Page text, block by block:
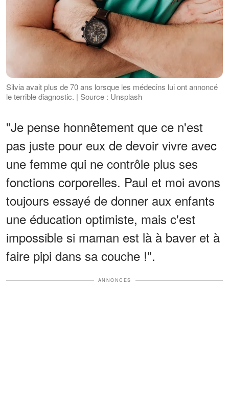
Silvia avait plus de 70 ans lorsque les médecins lui ont annoncé
le terrible diagnostic. | Source : Unsplash
"Je pense honnêtement que ce n'est
pas juste pour eux de devoir vivre avec
une femme qui ne contrôle plus ses
fonctions corporelles. Paul et moi avons
toujours essayé de donner aux enfants
une éducation optimiste, mais c'est
impossible si maman est là à baver et à
faire pipi dans sa couche !".
ANNONCES